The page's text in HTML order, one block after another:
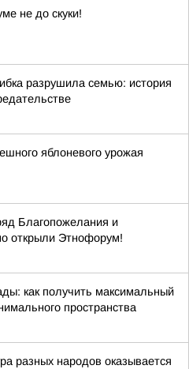
не до скуки!
разрушила семью: история
яблоневого урожая
Благопожелания и
открыли Этнофорум!
как получить максимальный
пространства
разных народов оказывается